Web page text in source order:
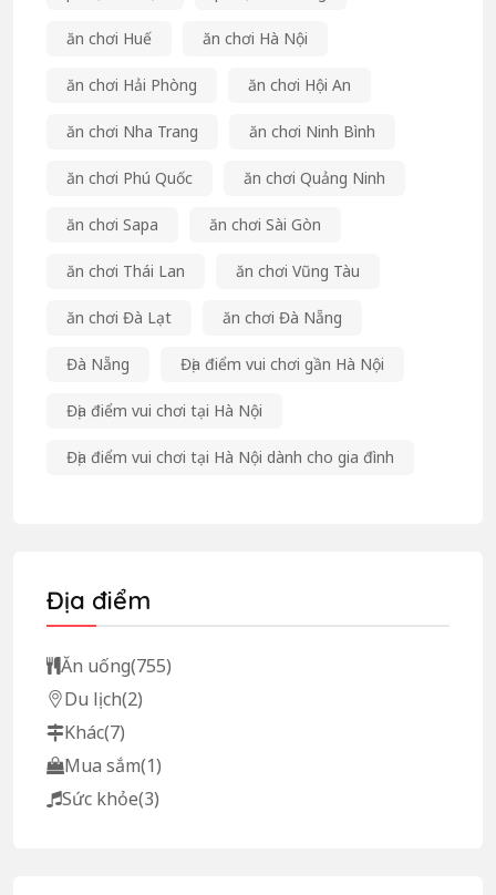
ăn chơi Huế ăn chơi Hà Nội
ăn chơi Hải Phòng ăn chơi Hội An
ăn chơi Nha Trang ăn chơi Ninh Bình
ăn chơi Phú Quốc ăn chơi Quảng Ninh
ăn chơi Sapa ăn chơi Sài Gòn
ăn chơi Thái Lan ăn chơi Vũng Tàu
ăn chơi Đà Lạt ăn chơi Đà Nẵng
Đà Nẵng Địa điểm vui chơi gần Hà Nội
Địa điểm vui chơi tại Hà Nội
Địa điểm vui chơi tại Hà Nội dành cho gia đình
Địa điểm
Ăn uống(755)
Du lịch(2)
Khác(7)
Mua sắm(1)
Sức khỏe(3)